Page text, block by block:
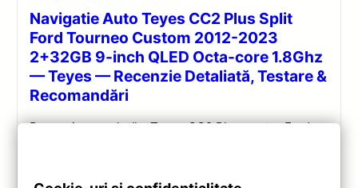
Navigatie Auto Teyes CC2 Plus Split
Ford Tourneo Custom 2012-2023
2+32GB 9-inch QLED Octa-core 1.8Ghz
— Teyes — Recenzie Detaliată, Testare &
Recomandări
Recenzie completă a Teyes CC2 Plus pentru Ford